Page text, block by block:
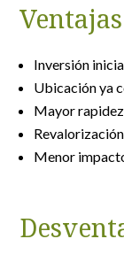
Inversión
Ubicación ya
Mayor rapidez.
Menor